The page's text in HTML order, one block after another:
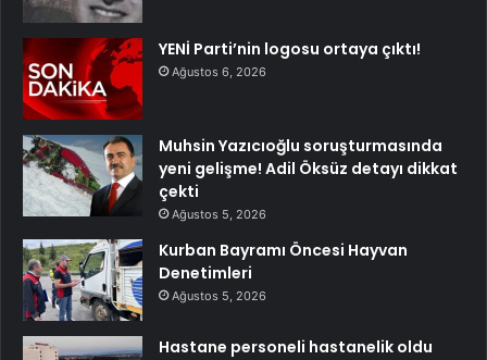
YENİ Parti’nin logosu ortaya çıktı!
Ağustos 6, 2026
Muhsin Yazıcıoğlu soruşturmasında
yeni gelişme! Adil Öksüz detayı dikkat
çekti
Ağustos 5, 2026
Kurban Bayramı Öncesi Hayvan
Denetimleri
Ağustos 5, 2026
Hastane personeli hastanelik oldu